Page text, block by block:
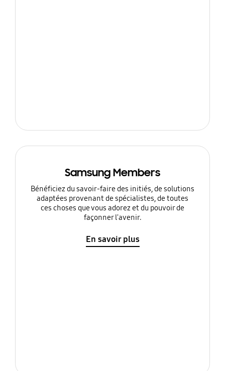
Samsung Members
Bénéficiez du savoir-faire des initiés, de solutions
adaptées provenant de spécialistes, de toutes
ces choses que vous adorez et du pouvoir de
façonner l'avenir.
En savoir plus